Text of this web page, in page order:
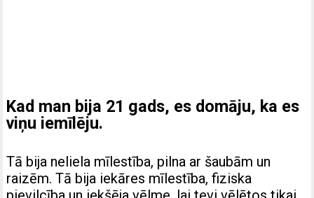
Kad man bija 21 gads, es domāju, ka es
viņu iemīlēju.
Tā bija neliela mīlestība, pilna ar šaubām un
raizēm. Tā bija iekāres mīlestība, fiziska